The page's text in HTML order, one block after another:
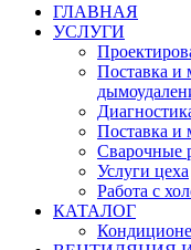
ГЛАВНАЯ
УСЛУГИ
Поставка и
Поставка и
Сварочные
Услуги цеха
Работа с
КАТАЛОГ